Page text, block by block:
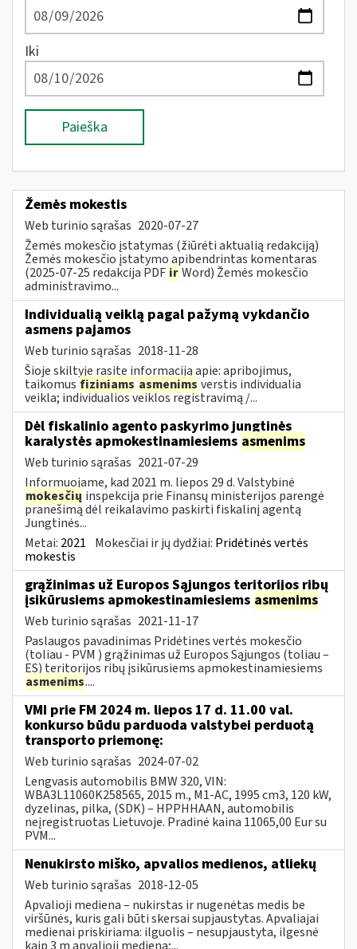
Iki
Paieška
Žemės mokestis
Web turinio sąrašas 2020-07-27
Žemės mokesčio įstatymas (žiūrėti aktualią redakciją)
Žemės mokesčio įstatymo apibendrintas komentaras
(2025-07-25 redakcija PDF irWord) Žemės mokesčio
administravimo...
Individualią veiklą pagal pažymą vykdančio
asmens pajamos
Web turinio sąrašas 2018-11-28
Šioje skiltyje rasite informaciją apie: apribojimus,
taikomus fiziniams asmenims verstis individualia
veikla; individualios veiklos registravimą /...
Dėl fiskalinio agento paskyrimo jungtinės
karalystės apmokestinamiesiems asmenims
Web turinio sąrašas 2021-07-29
Informuojame, kad 2021 m. liepos 29 d. Valstybinė
mokesčių inspekcija prie Finansų ministerijos parengė
pranešimą dėl reikalavimo paskirti fiskalinį agentą
Jungtinės...
Metai: 2021 Mokesčiai ir jų dydžiai: Pridėtinės vertės
mokestis
grąžinimas už Europos Sąjungos teritorijos ribų
įsikūrusiems apmokestinamiesiems asmenims
Web turinio sąrašas 2021-11-17
Paslaugos pavadinimas Pridėtines vertės mokesčio
(toliau - PVM ) grąžinimas už Europos Sąjungos (toliau –
ES) teritorijos ribų įsikūrusiems apmokestinamiesiems
asmenims....
VMI prie FM 2024 m. liepos 17 d. 11.00 val.
konkurso būdu parduoda valstybei perduotą
transporto priemonę:
Web turinio sąrašas 2024-07-02
Lengvasis automobilis BMW 320, VIN:
WBA3L11060K258565, 2015 m., M1-AC, 1995 cm3, 120 kW,
dyzelinas, pilka, (SDK) – HPPHHAAN, automobilis
neįregistruotas Lietuvoje. Pradinė kaina 11065,00 Eur su
PVM...
Nenukirsto miško, apvalios medienos, atliekų
Web turinio sąrašas 2018-12-05
Apvalioji mediena – nukirstas ir nugenėtas medis be
viršūnės, kuris gali būti skersai supjaustytas. Apvaliajai
medienai priskiriama: ilguolis – nesupjaustyta, ilgesnė
kaip 3 m apvalioji mediena;...